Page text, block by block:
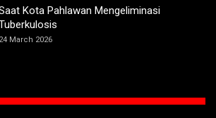
Kota Pahlawan Mengeliminasi
24 March 2026